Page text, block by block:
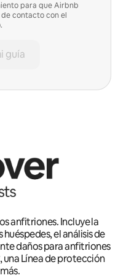
para que Airbnb
contacto con el
guía
anfitriones. Incluye la
el análisis de
daños para anfitriones
una Línea de protección